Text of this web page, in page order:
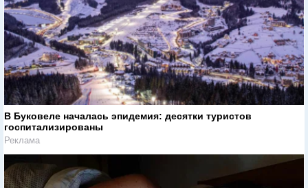
В Буковеле началась эпидемия: десятки туристов
госпитализированы
Реклама